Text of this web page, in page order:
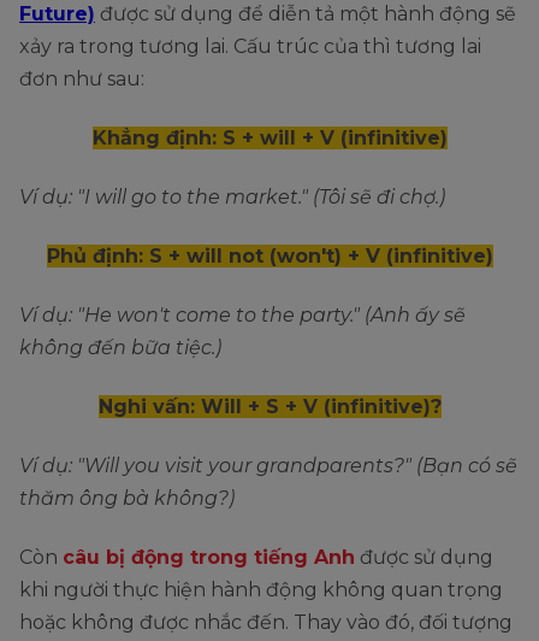
Future) được sử dụng để diễn tả một hành động sẽ
xảy ra trong tương lai. Cấu trúc của thì tương lai
đơn như sau:
Khẳng định: S + will + V (infinitive)
Ví dụ: "I will go to the market." (Tôi sẽ đi chợ.)
Phủ định: S + will not (won't) + V (infinitive)
Ví dụ: "He won't come to the party." (Anh ấy sẽ
không đến bữa tiệc.)
Nghi vấn: Will + S + V (infinitive)?
Ví dụ: "Will you visit your grandparents?" (Bạn có sẽ
thăm ông bà không?)
Còn câu bị động trong tiếng Anh được sử dụng
khi người thực hiện hành động không quan trọng
hoặc không được nhắc đến. Thay vào đó, đối tượng